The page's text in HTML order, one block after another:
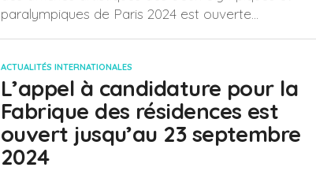
paralympiques de Paris 2024 est ouverte...
ACTUALITÉS INTERNATIONALES
L’appel à candidature pour la
Fabrique des résidences est
ouvert jusqu’au 23 septembre
2024